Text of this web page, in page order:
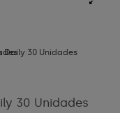
30 Unidades